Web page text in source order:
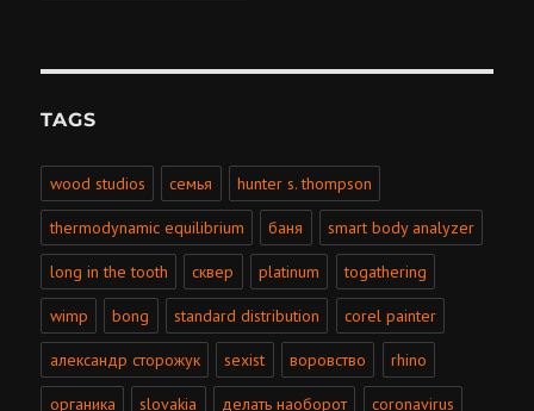
TAGS
wood studios семья hunter s. thompson
thermodynamic equilibrium баня smart body analyzer
long in the tooth сквер platinum togathering
wimp bong standard distribution corel painter
александр сторожук sexist воровство rhino
органика slovakia делать наоборот coronavirus